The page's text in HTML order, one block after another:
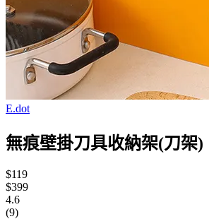
E.dot
無痕壁掛刀具收納架(刀架)
$119
$399
4.6
(9)